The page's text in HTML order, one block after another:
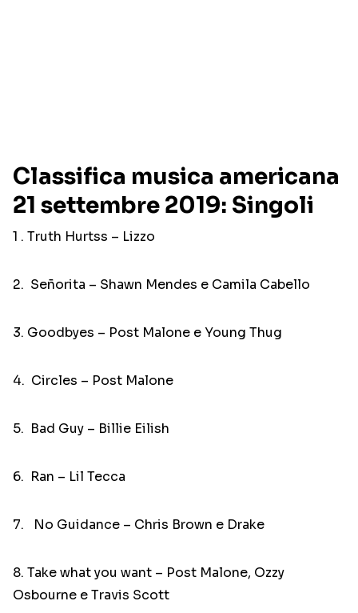
Classifica musica americana
21 settembre 2019: Singoli
1 . Truth Hurtss – Lizzo
2. Señorita – Shawn Mendes e Camila Cabello
3. Goodbyes – Post Malone e Young Thug
4. Circles – Post Malone
5. Bad Guy – Billie Eilish
6. Ran – Lil Tecca
7. No Guidance – Chris Brown e Drake
8. Take what you want – Post Malone, Ozzy
Osbourne e Travis Scott